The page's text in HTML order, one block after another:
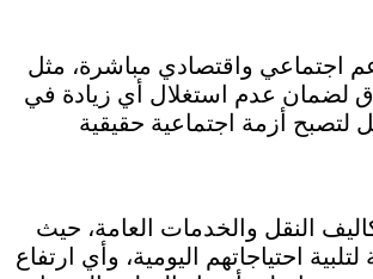
اجتماعي واقتصادي مباشرة، مثل
لضمان عدم استغلال أي زيادة في
النقل والخدمات العامة، حيث
احتياجاتهم اليومية، وأي ارتفاع